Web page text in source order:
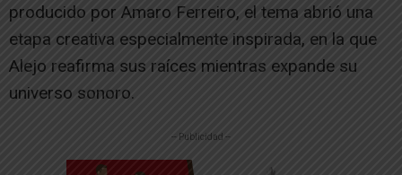
producido por Amaro Ferreiro, el tema abrió una
etapa creativa especialmente inspirada, en la que
Alejo reafirma sus raíces mientras expande su
universo sonoro.
-- Publicidad --